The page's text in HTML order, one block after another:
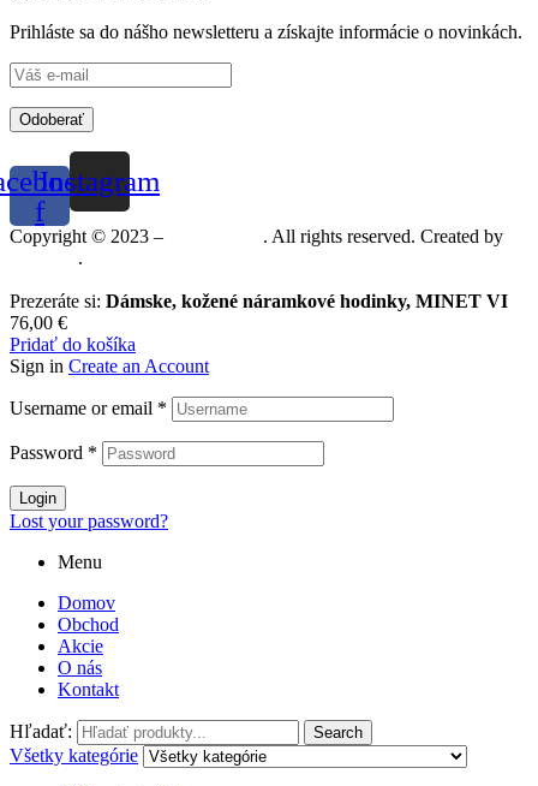
Prihláste sa do nášho newsletteru a získajte informácie o novinkách.
Odoberať
f
Instagram
Copyright © 2023 –
. All rights reserved. Created by
.
Prezeráte si: Dámske, kožené náramkové hodinky, MINET VI
76,00 €
Pridať do košíka
Sign in Create an Account
Username or email *
Password *
Login
Lost your password?
Menu
Domov
Obchod
Akcie
O nás
Kontakt
Hľadať: Search
Všetky kategórie